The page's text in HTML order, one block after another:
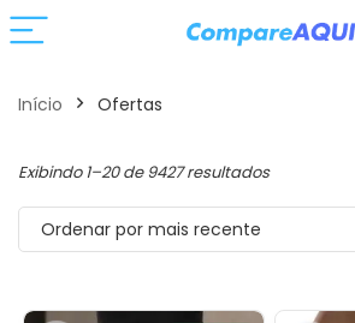
Início Ofertas
Exibindo 1–20 de 9427 resultadosClassificado
por
Ordenar por mais recente